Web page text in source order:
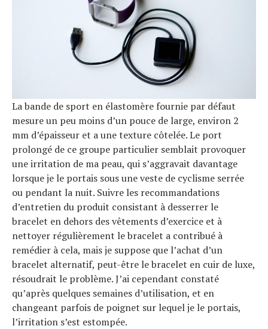
La bande de sport en élastomère fournie par défaut
mesure un peu moins d’un pouce de large, environ 2
mm d’épaisseur et a une texture côtelée. Le port
prolongé de ce groupe particulier semblait provoquer
une irritation de ma peau, qui s’aggravait davantage
lorsque je le portais sous une veste de cyclisme serrée
ou pendant la nuit. Suivre les recommandations
d’entretien du produit consistant à desserrer le
bracelet en dehors des vêtements d’exercice et à
nettoyer régulièrement le bracelet a contribué à
remédier à cela, mais je suppose que l’achat d’un
bracelet alternatif, peut-être le bracelet en cuir de luxe,
résoudrait le problème. J’ai cependant constaté
qu’après quelques semaines d’utilisation, et en
changeant parfois de poignet sur lequel je le portais,
l’irritation s’est estompée.